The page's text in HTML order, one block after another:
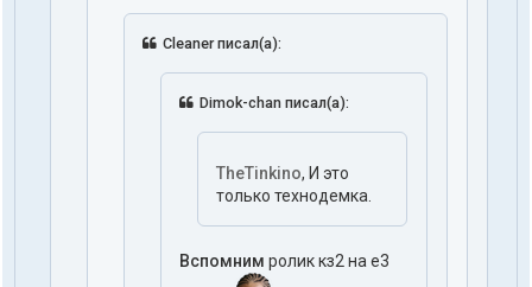
Cleaner писал(а):
Dimok-chan писал(а):
TheTinkino, И это
только технодемка.
Вспомним ролик кз2 на е3